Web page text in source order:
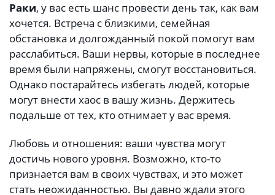
Раки, у вас есть шанс провести день так, как вам
хочется. Встреча с близкими, семейная
обстановка и долгожданный покой помогут вам
расслабиться. Ваши нервы, которые в последнее
время были напряжены, смогут восстановиться.
Однако постарайтесь избегать людей, которые
могут внести хаос в вашу жизнь. Держитесь
подальше от тех, кто отнимает у вас время.
Любовь и отношения: ваши чувства могут
достичь нового уровня. Возможно, кто-то
признается вам в своих чувствах, и это может
стать неожиданностью. Вы давно ждали этого